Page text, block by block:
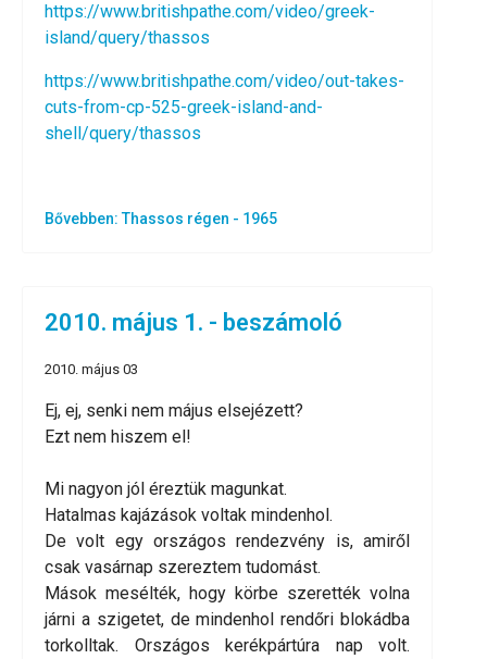
https://www.britishpathe.com/video/greek-
island/query/thassos
https://www.britishpathe.com/video/out-takes-
cuts-from-cp-525-greek-island-and-
shell/query/thassos
Bővebben: Thassos régen - 1965
2010. május 1. - beszámoló
2010. május 03
Ej, ej, senki nem május elsejézett?
Ezt nem hiszem el!
Mi nagyon jól éreztük magunkat.
Hatalmas kajázások voltak mindenhol.
De volt egy országos rendezvény is, amiről
csak vasárnap szereztem tudomást.
Mások mesélték, hogy körbe szerették volna
járni a szigetet, de mindenhol rendőri blokádba
torkolltak. Országos kerékpártúra nap volt.